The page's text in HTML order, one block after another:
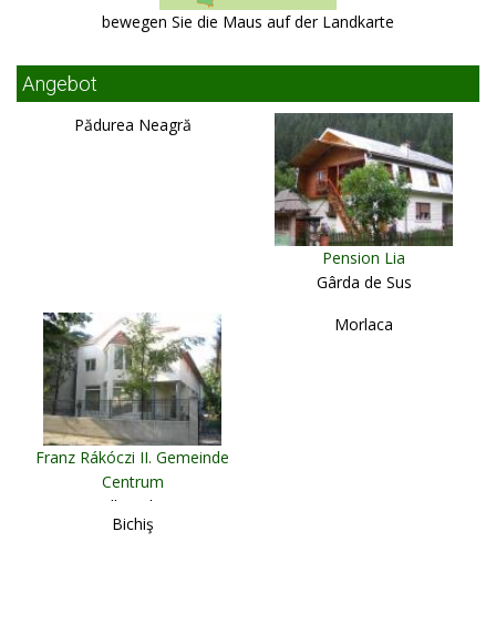
bewegen Sie die Maus auf der Landkarte
Angebot
Pădurea Neagră
Pension Lia
Gârda de Sus
Franz Rákóczi II. Gemeinde
Centrum
Alba Iulia
Morlaca
Bichiş